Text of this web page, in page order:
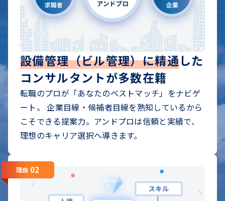
設備管理（ビル管理）に精通した
コンサルタントが多数在籍
転職のプロが「あなたのベストマッチ」をナビゲ
ート。 企業目線・候補者目線を熟知しているから
こそできる提案力。アンドプロは信頼と実績で、
理想のキャリア選択へ導きます。
理由 02